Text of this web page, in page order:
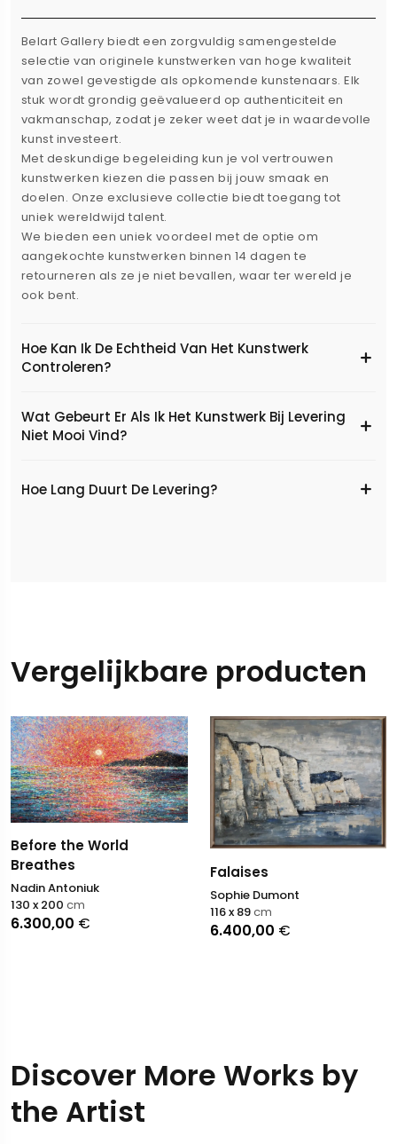
Belart Gallery biedt een zorgvuldig samengestelde
selectie van originele kunstwerken van hoge kwaliteit
van zowel gevestigde als opkomende kunstenaars. Elk
stuk wordt grondig geëvalueerd op authenticiteit en
vakmanschap, zodat je zeker weet dat je in waardevolle
kunst investeert.
Met deskundige begeleiding kun je vol vertrouwen
kunstwerken kiezen die passen bij jouw smaak en
doelen. Onze exclusieve collectie biedt toegang tot
uniek wereldwijd talent.
We bieden een uniek voordeel met de optie om
aangekochte kunstwerken binnen 14 dagen te
retourneren als ze je niet bevallen, waar ter wereld je
ook bent.
Hoe Kan Ik De Echtheid Van Het Kunstwerk
Controleren?
Wat Gebeurt Er Als Ik Het Kunstwerk Bij Levering
Niet Mooi Vind?
Hoe Lang Duurt De Levering?
Vergelijkbare producten
Before the World
Breathes
Nadin Antoniuk
6.300,00 €
130 x 200 cm
Falaises
Sophie Dumont
6.400,00 €
116 x 89cm
Discover More Works by
the Artist